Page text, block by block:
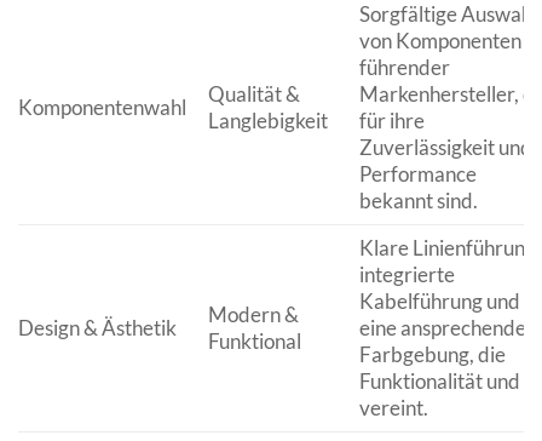
Komponentenwahl
Qualität &
Langlebigkeit
Sorgfältige Auswahl
von Komponenten
führender
Markenhersteller,
für ihre
Zuverlässigkeit und
Performance
bekannt sind.
Design & Ästhetik
Modern &
Funktional
Klare Linienführung,
integrierte
Kabelführung und
eine ansprechende
Farbgebung, die
Funktionalität und
vereint.